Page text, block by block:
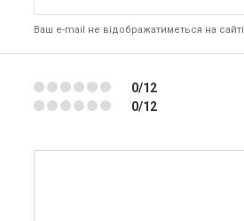
Ваш e-mail не відображатиметься на сайті
0/12
0/12